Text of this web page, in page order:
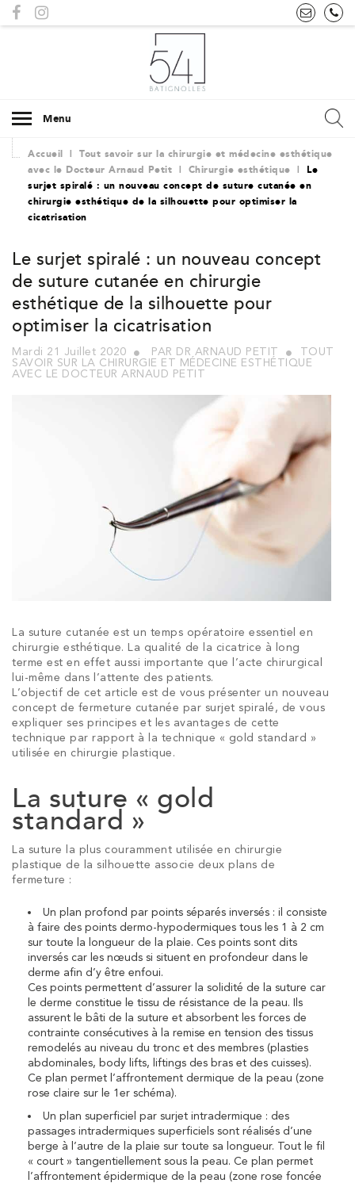
Menu
Accueil
Tout savoir sur la chirurgie et médecine esthétique
avec le Docteur Arnaud Petit
Chirurgie esthétique
Le
surjet spiralé : un nouveau concept de suture cutanée en
chirurgie esthétique de la silhouette pour optimiser la
cicatrisation
Le surjet spiralé : un nouveau concept
de suture cutanée en chirurgie
esthétique de la silhouette pour
optimiser la cicatrisation
Mardi 21 Juillet 2020 PAR DR ARNAUD PETIT
TOUT
SAVOIR SUR LA CHIRURGIE ET MÉDECINE ESTHÉTIQUE
AVEC LE DOCTEUR ARNAUD PETIT
La suture cutanée est un temps opératoire essentiel en
chirurgie esthétique. La qualité de la cicatrice à long
terme est en effet aussi importante que l’acte chirurgical
lui-même dans l’attente des patients.
L’objectif de cet article est de vous présenter un nouveau
concept de fermeture cutanée par surjet spiralé, de vous
expliquer ses principes et les avantages de cette
technique par rapport à la technique « gold standard »
utilisée en chirurgie plastique.
La suture « gold
standard »
La suture la plus couramment utilisée en chirurgie
plastique de la silhouette associe deux plans de
fermeture :
Un plan profond par points séparés inversés : il consiste
à faire des points dermo-hypodermiques tous les 1 à 2 cm
sur toute la longueur de la plaie. Ces points sont dits
inversés car les nœuds si situent en profondeur dans le
derme afin d’y être enfoui.
Ces points permettent d’assurer la solidité de la suture car
le derme constitue le tissu de résistance de la peau. Ils
assurent le bâti de la suture et absorbent les forces de
contrainte consécutives à la remise en tension des tissus
remodelés au niveau du tronc et des membres (plasties
abdominales, body lifts, liftings des bras et des cuisses).
Ce plan permet l’affrontement dermique de la peau (zone
rose claire sur le 1er schéma).
Un plan superficiel par surjet intradermique : des
passages intradermiques superficiels sont réalisés d’une
berge à l’autre de la plaie sur toute sa longueur. Tout le fil
« court » tangentiellement sous la peau. Ce plan permet
l’affrontement épidermique de la peau (zone rose foncée